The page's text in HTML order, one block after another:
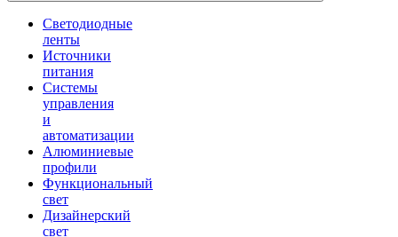
Светодиодные
ленты
Источники
питания
Системы
управления
и
автоматизации
Алюминиевые
профили
Функциональный
свет
Дизайнерский
свет